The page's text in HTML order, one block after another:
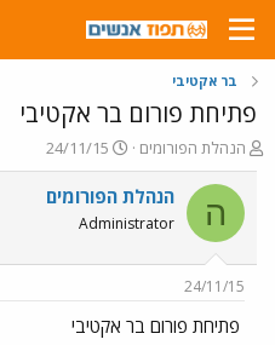
בר אקטיבי
פתיחת פורום בר אקטיבי
פ
ו
ת
ח
ה
ש
א
הנהלת הפורומים
פ
ו
ר
ם
ר
24/11/15
ה הנהלת הפורומים
Administrator
24/11/15
פתיחת פורום בר אקטיבי